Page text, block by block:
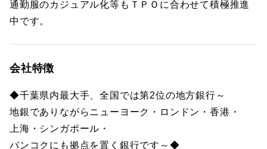
通勤服のカジュアル化等もＴＰＯに合わせて積極推進
中です。
会社特徴
◆千葉県内最大手、全国では第2位の地方銀行～
地銀でありながらニューヨーク・ロンドン・香港・
上海・シンガポール・
バンコクにも拠点を置く銀行です～◆